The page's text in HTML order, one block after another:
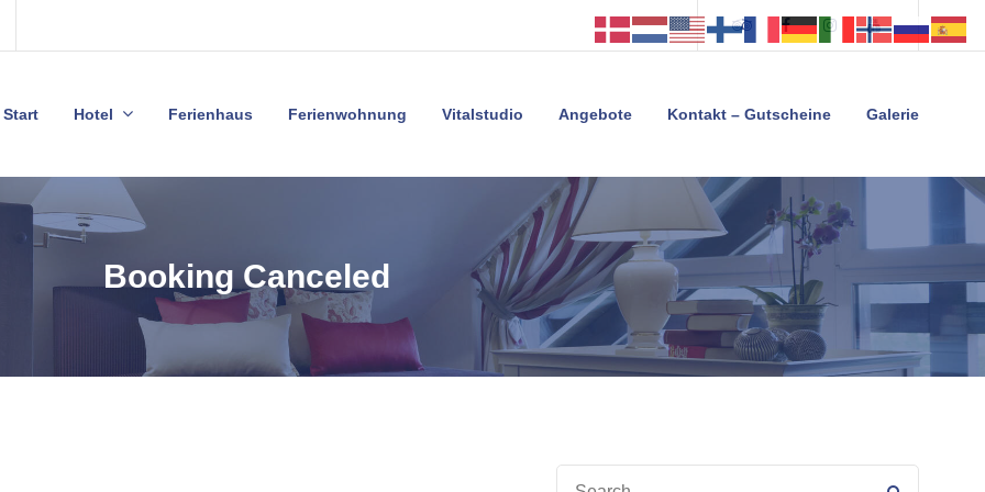
Tripadvisor
FacebookInstagramYoutube
Start Hotel Ferienhaus Ferienwohnung Vitalstudio Angebote Kontakt – Gutscheine Galerie
Booking Canceled